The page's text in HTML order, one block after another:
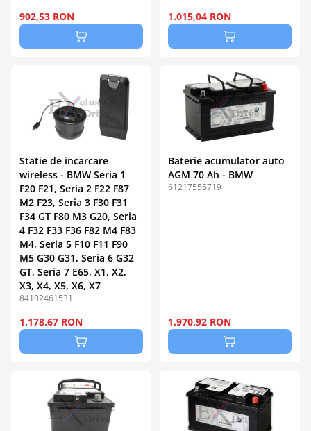
902,53 RON 1.015,04 RON
Statie de incarcare
wireless - BMW Seria 1
F20 F21, Seria 2 F22 F87
M2 F23, Seria 3 F30 F31
F34 GT F80 M3 G20, Seria
4 F32 F33 F36 F82 M4 F83
M4, Seria 5 F10 F11 F90
M5 G30 G31, Seria 6 G32
GT, Seria 7 E65, X1, X2,
X3, X4, X5, X6, X7
84102461531
1.178,67 RON
Baterie acumulator auto
AGM 70 Ah - BMW
61217555719
1.970,92 RON